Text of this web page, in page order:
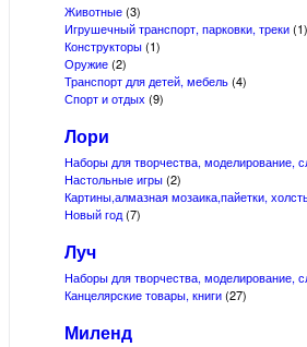
Животные(3)
Игрушечный транспорт, парковки, треки(1)
Конструкторы(1)
Оружие(2)
Транспорт для детей, мебель(4)
Спорт и отдых (9)
Лори
Наборы для творчества, моделирование,
Настольные игры(2)
Картины,алмазная мозаика,пайетки,
Новый год(7)
Луч
Наборы для творчества, моделирование,
Канцелярские товары, книги(27)
Миленд